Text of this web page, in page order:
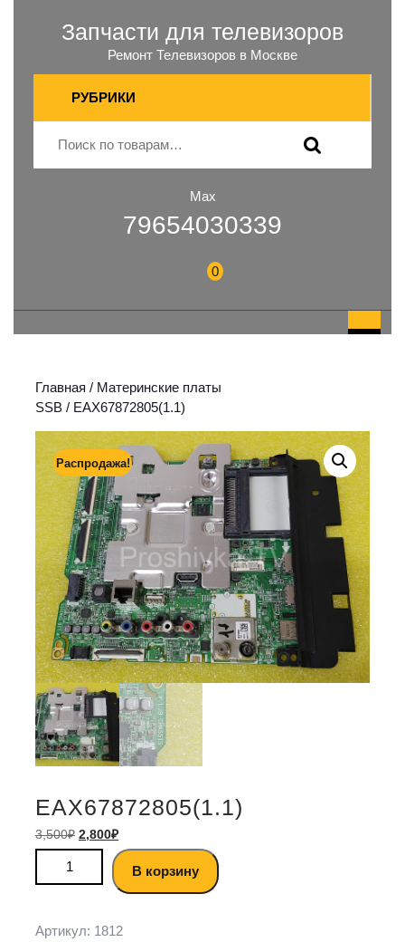
Запчасти для телевизоров
Ремонт Телевизоров в Москве
РУБРИКИ
Max
79654030339
0
Главная / Материнские платы
SSB / EAX67872805(1.1)
Распродажа!
EAX67872805(1.1)
3,500₽ 2,800₽
В корзину
Артикул: 1812